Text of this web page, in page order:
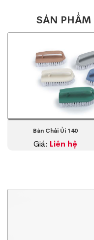
SẢN
Bàn Chải Ủi 140
Giá: Liên hệ